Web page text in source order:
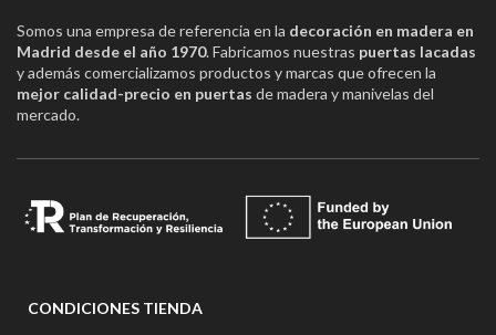
Somos una empresa de referencia en la decoración en madera en
Madrid desde el año 1970. Fabricamos nuestras puertas lacadas
y además comercializamos productos y marcas que ofrecen la
mejor calidad-precio en puertas de madera y manivelas del
mercado.
CONDICIONES TIENDA